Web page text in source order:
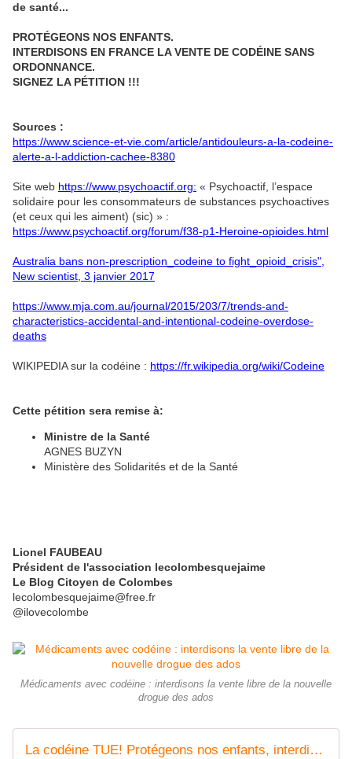
de santé...
PROTÉGEONS NOS ENFANTS.
INTERDISONS EN FRANCE LA VENTE DE CODÉINE SANS
ORDONNANCE.
SIGNEZ LA PÉTITION !!!
Sources :
https://www.science-et-vie.com/article/antidouleurs-a-la-codeine-
alerte-a-l-addiction-cachee-8380
Site web https://www.psychoactif.org: « Psychoactif, l’espace
solidaire pour les consommateurs de substances psychoactives
(et ceux qui les aiment) (sic) » :
https://www.psychoactif.org/forum/f38-p1-Heroine-opioides.html
Australia bans non-prescription_codeine to fight_opioid_crisis",
New scientist, 3 janvier 2017
https://www.mja.com.au/journal/2015/203/7/trends-and-
characteristics-accidental-and-intentional-codeine-overdose-
deaths
WIKIPEDIA sur la codéine : https://fr.wikipedia.org/wiki/Codeine
Cette pétition sera remise à:
Ministre de la Santé
AGNES BUZYN
Ministère des Solidarités et de la Santé
Lionel FAUBEAU
Président de l'association lecolombesquejaime
Le Blog Citoyen de Colombes
lecolombesquejaime@free.fr
@ilovecolombe
Médicaments avec codéine : interdisons la vente libre de la nouvelle
drogue des ados
La codéine TUE! Protégeons nos enfants, interdisons la vente SANS ORDONNANCE de médicaments contenant de la codéine!